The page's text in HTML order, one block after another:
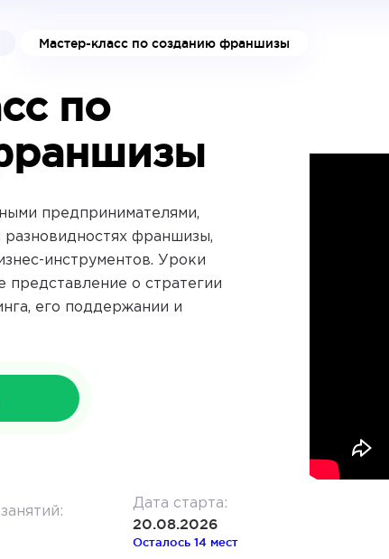
Мастер-класс по созданию франшизы
по
предпринимателями,
франшизы,
инструментов. Уроки
представление о стратегии
его поддержании и
Дата старта:
20.08.2026
Осталось 14 мест